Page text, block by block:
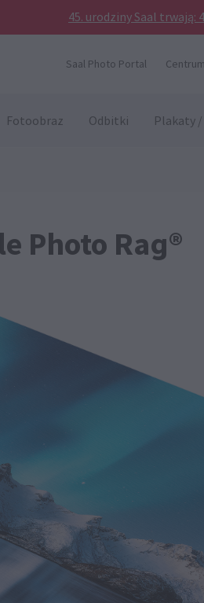
45. urodziny Saal trwają:
Saal Photo Portal
Fotoobraz Odbitki Plakaty
Photo Rag®